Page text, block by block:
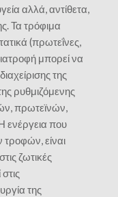
αλλά, αντίθετα,
Τα τρόφιμα
(πρωτεΐνες,
μπορεί να
της
ρυθμιζόμενης
πρωτεϊνών,
ενέργεια που
είναι
ζωτικές
της